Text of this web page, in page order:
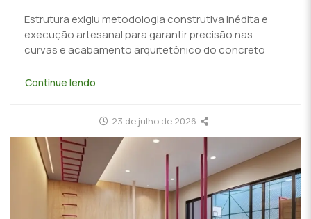
Estrutura exigiu metodologia construtiva inédita e
execução artesanal para garantir precisão nas
curvas e acabamento arquitetônico do concreto
Continue lendo
23 de julho de 2026